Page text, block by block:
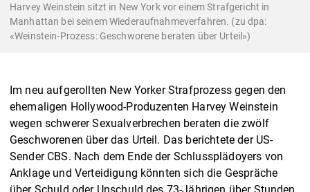
Harvey Weinstein sitzt in New York vor einem Strafgericht in
Manhattan bei seinem Wiederaufnahmeverfahren. (zu dpa:
«Weinstein-Prozess: Geschworene beraten über Urteil»)
Im neu aufgerollten New Yorker Strafprozess gegen den
ehemaligen Hollywood-Produzenten Harvey Weinstein
wegen schwerer Sexualverbrechen beraten die zwölf
Geschworenen über das Urteil. Das berichtete der US-
Sender CBS. Nach dem Ende der Schlussplädoyers von
Anklage und Verteidigung könnten sich die Gespräche
über Schuld oder Unschuld des 73-Jährigen über Stunden,